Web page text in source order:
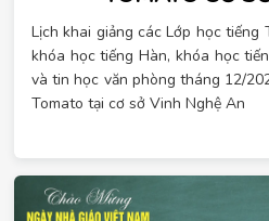
Lịch khai giảng các Lớp học tiếng
khóa học tiếng Hàn, khóa học
và tin học văn phòng tháng 12/
Tomato tại cơ sở Vinh Nghệ An